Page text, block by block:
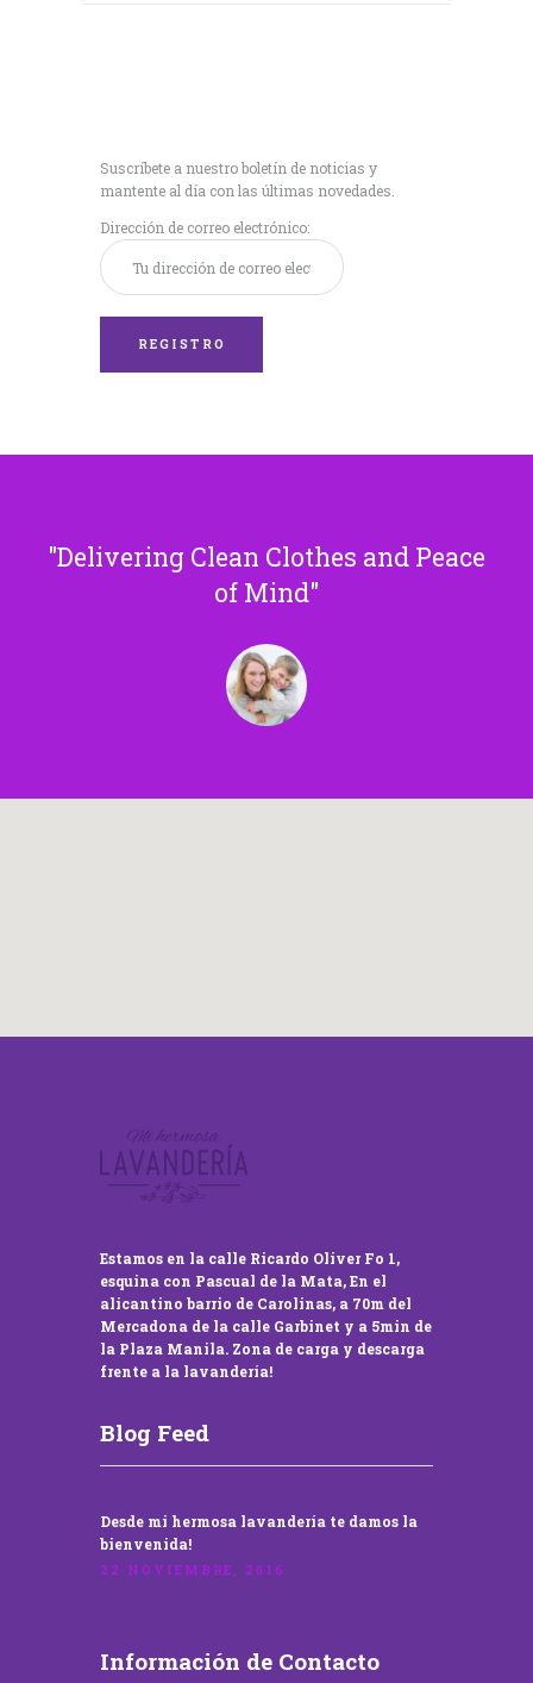
Suscríbete a nuestro boletín de noticias y
mantente al día con las últimas novedades.
Dirección de correo electrónico:
Delivering Clean Clothes and Peace
of Mind
Estamos en la calle Ricardo Oliver Fo 1,
esquina con Pascual de la Mata, En el
alicantino barrio de Carolinas, a 70m del
Mercadona de la calle Garbinet y a 5min de
la Plaza Manila. Zona de carga y descarga
frente a la lavandería!
Blog Feed
Desde mi hermosa lavandería te damos la
bienvenida!
22 NOVIEMBRE, 2016
Información de Contacto